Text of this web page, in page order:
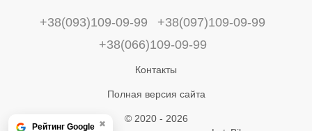
+38(093)109-09-99
+38(097)109-09-99
+38(066)109-09-99
Контакты
Полная версия сайта
© 2020 - 2026
✖
Рейтинг Google